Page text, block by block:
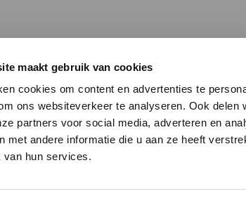
maakt gebruik van cookies
cookies om content en advertenties te
ons websiteverkeer te analyseren. Ook delen
partners voor social media, adverteren en
met andere informatie die u aan ze heeft
van hun services.